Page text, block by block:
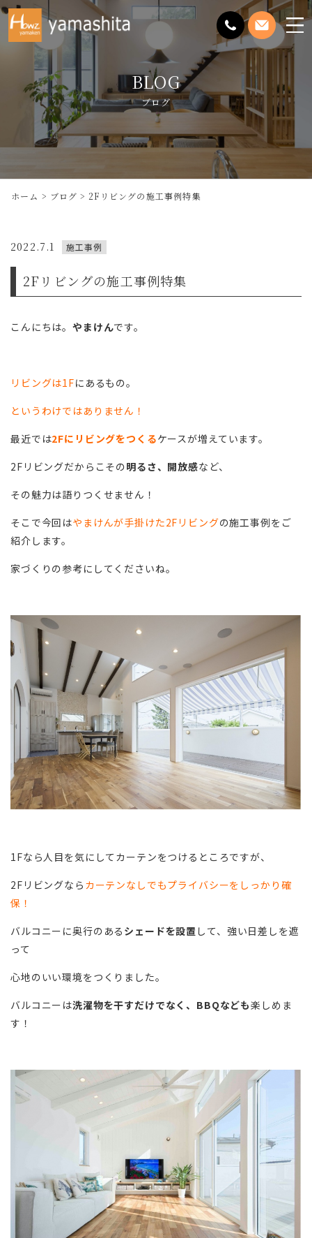
メ
ニ
を
開
く
BLOG
ブログ
ホーム ブログ 2Fリビングの施工事例特集
2022.7.1 施工事例
2Fリビングの施工事例特集
こんにちは。やまけんです。
リビングは1Fにあるもの。
というわけではありません！
最近では2Fにリビングをつくるケースが増えています。
2Fリビングだからこその 明るさ、開放感など、
その魅力は語りつくせません！
そこで今回はやまけんが手掛けた2Fリビングの施工事例をご
紹介します。
家づくりの参考にしてくださいね。
1Fなら人目を気にしてカーテンをつけるところですが、
2Fリビングなら カーテンなしでもプライバシーをしっかり確
保！
バルコニーに奥行のある シェードを設置 して、強い日差しを遮
って
心地のいい環境をつくりました。
バルコニーは洗濯物を干すだけでなく、BBQなども楽しめま
す！